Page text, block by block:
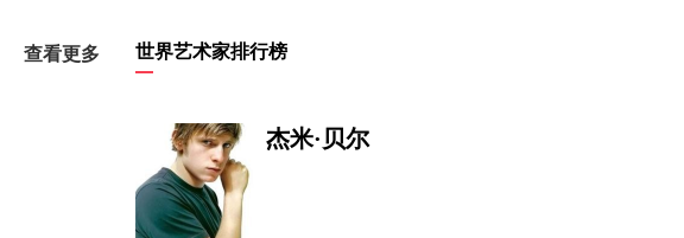
查看更多 世界艺术家排行榜
杰米·贝尔